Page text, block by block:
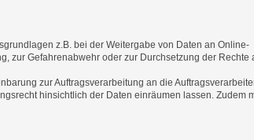
z.B. bei der Weitergabe von Daten an Online-
zur Gefahrenabwehr oder zur Durchsetzung der Rechte
zur Auftragsverarbeitung an die
hinsichtlich der Daten einräumen lassen. Zudem